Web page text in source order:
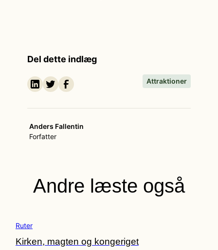
Del dette indlæg
Attraktioner
Anders Fallentin
Forfatter
Andre læste også
Ruter
Kirken, magten og kongeriget